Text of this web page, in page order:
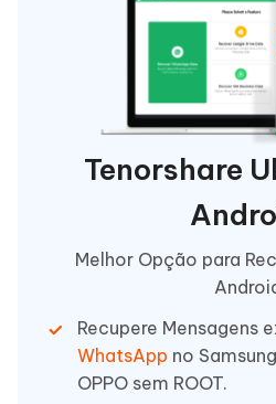
Tenorshare
Melhor Opção para
Recupere Mensagens
WhatsApp no
OPPO sem ROOT.